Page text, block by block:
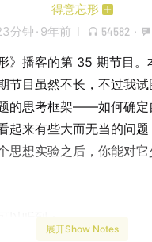
得意忘形
分钟 · 9年前 54582 ·
》播客的第 35 期节目。
节目虽然不长，不过我
的思考框架——如何确定
起来有些大而无当的问
思想实验之后，你能对
展开Show Notes